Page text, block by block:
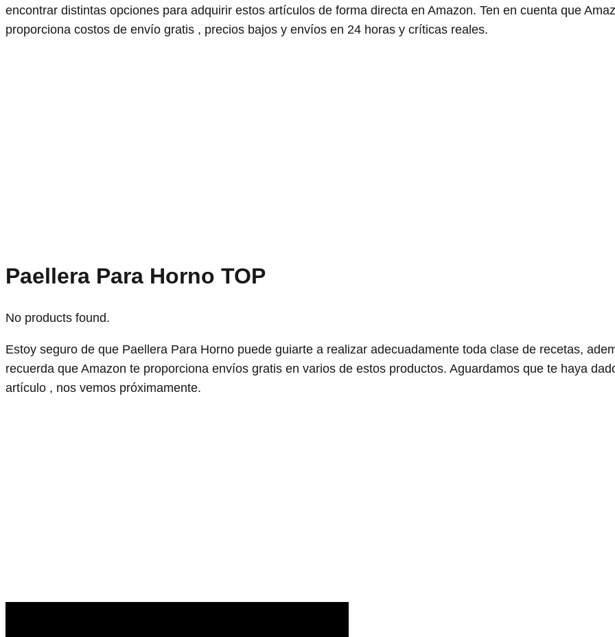
encontrar distintas opciones para adquirir estos artículos de forma directa en Amazon. Ten en cuenta que
proporciona costos de envío gratis , precios bajos y envíos en 24 horas y críticas reales.
Paellera Para Horno TOP
No products found.
Estoy seguro de que Paellera Para Horno puede guiarte a realizar adecuadamente toda clase de recetas,
recuerda que Amazon te proporciona envíos gratis en varios de estos productos. Aguardamos que te haya
artículo , nos vemos próximamente.